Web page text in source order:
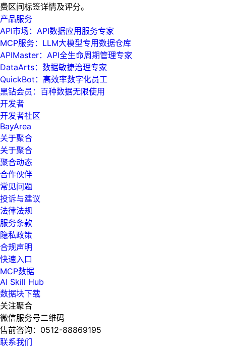
费区间标签详情及评分。
产品服务
API市场：API数据应用服务专家
MCP服务：LLM大模型专用数据仓库
APIMaster：API全生命周期管理专家
DataArts：数据敏捷治理专家
QuickBot：高效率数字化员工
黑钻会员：百种数据无限使用
开发者
开发者社区
BayArea
关于聚合
关于聚合
聚合动态
合作伙伴
常见问题
投诉与建议
法律法规
服务条款
隐私政策
合规声明
快速入口
MCP数据
AI Skill Hub
数据块下载
关注聚合
微信服务号二维码
售前咨询： 0512-88869195
联系我们